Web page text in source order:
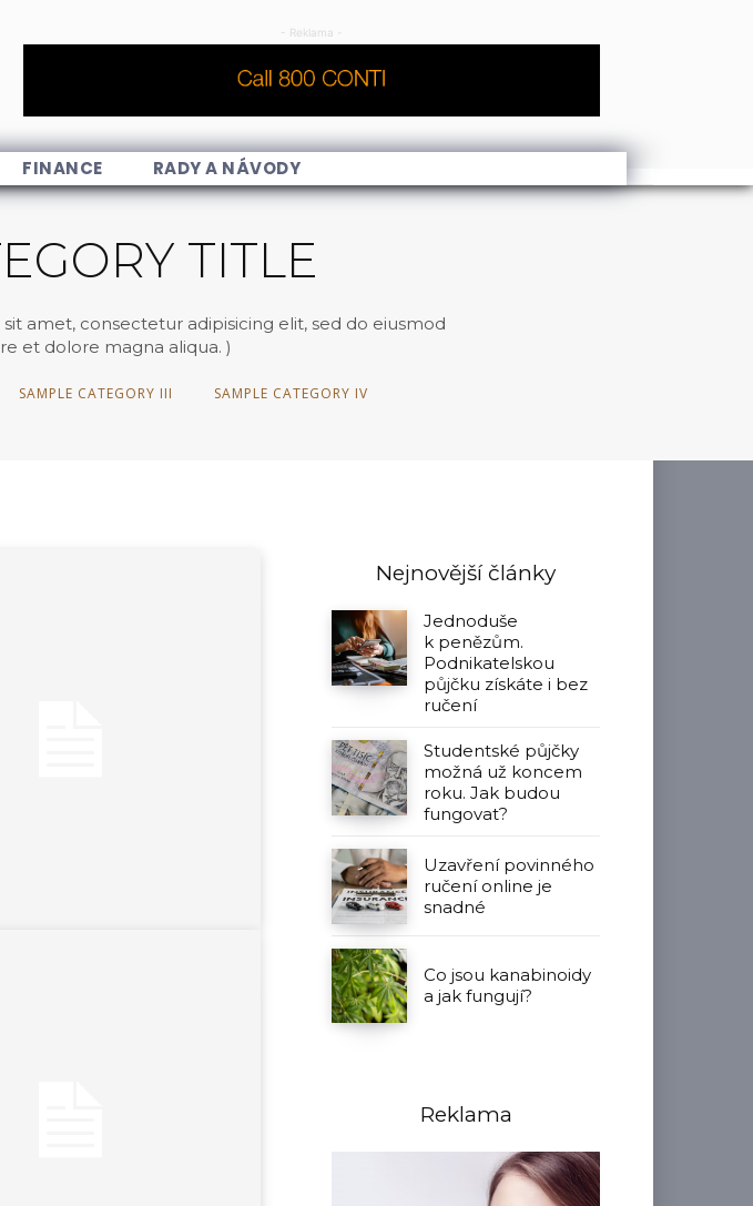
- Reklama -
FINANCE RADY A NÁVODY
TITLE
amet, consectetur adipisicing elit, sed do eiusmod
et dolore magna aliqua. )
SAMPLE CATEGORY III SAMPLE CATEGORY IV
Nejnovější články
Jednoduše
k penězům.
Podnikatelskou
půjčku získáte i bez
ručení
Studentské půjčky
možná už koncem
roku. Jak budou
fungovat?
Uzavření povinného
ručení online je
snadné
Co jsou kanabinoidy
a jak fungují?
Reklama